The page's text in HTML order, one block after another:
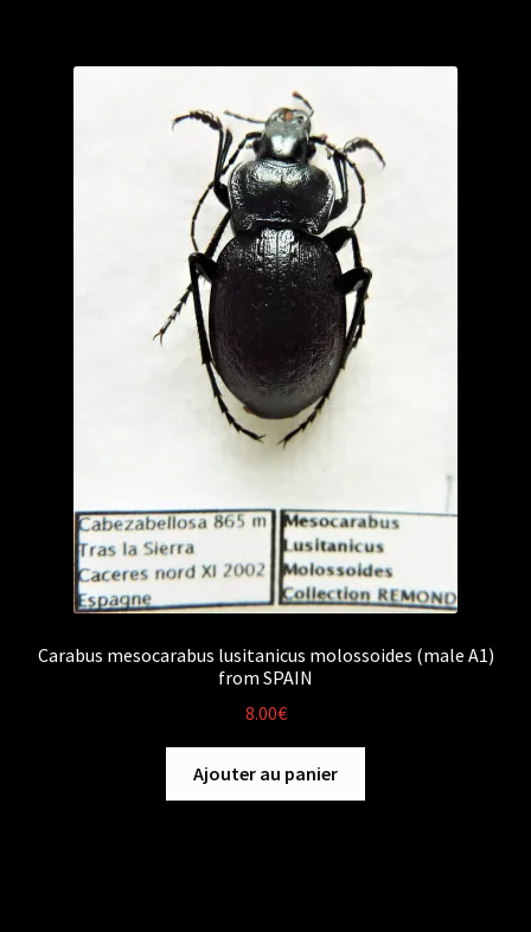
Carabus mesocarabus lusitanicus molossoides (male A1)
from SPAIN
8.00€
Ajouter au panier